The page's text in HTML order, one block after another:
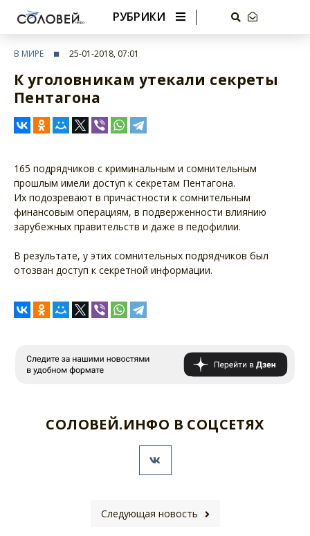
РУБРИКИ
В МИРЕ 25-01-2018, 07:01
К уголовникам утекали секреты
Пентагона
165 подрядчиков с криминальным и сомнительным
прошлым имели доступ к секретам Пентагона.
Их подозревают в причастности к сомнительным
финансовым операциям, в подверженности влиянию
зарубежных правительств и даже в педофилии.
В результате, у этих сомнительных подрядчиков был
отозван доступ к секретной информации.
СОЛОВЕЙ.ИНФО В СОЦСЕТЯХ
Следующая новость